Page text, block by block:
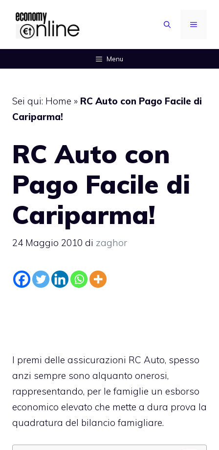
contenuto
MENU
Menu
Sei qui: Home » RC Auto con Pago Facile di
Cariparma!
RC Auto con
Pago Facile di
Cariparma!
24 Maggio 2010 di zaghor
I premi delle assicurazioni RC Auto, spesso
anzi sempre sono alquanto onerosi,
rappresentando, per le famiglie un esborso
economico elevato che mette a dura prova la
quadratura del bilancio famigliare.